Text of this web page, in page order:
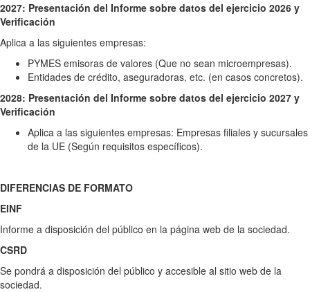
2027: Presentación del Informe sobre datos del ejercicio 2026 y
Verificación
Aplica a las siguientes empresas:
PYMES emisoras de valores (Que no sean microempresas).
Entidades de crédito, aseguradoras, etc. (en casos concretos).
2028: Presentación del Informe sobre datos del ejercicio 2027 y
Verificación
Aplica a las siguientes empresas: Empresas filiales y sucursales
de la UE (Según requisitos específicos).
DIFERENCIAS DE FORMATO
EINF
Informe a disposición del público en la página web de la sociedad.
CSRD
Se pondrá a disposición del público y accesible al sitio web de la
sociedad.